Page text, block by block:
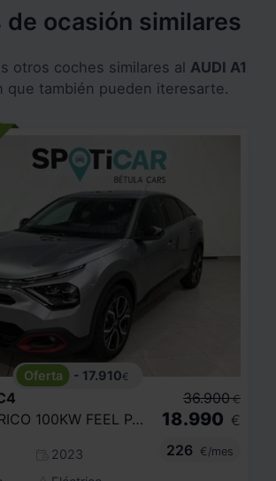
de ocasión similares
otros coches similares al AUDI A1
que también pueden iteresarte.
- 17.910€
Ë C4 ELÉCTRICO 100KW FEEL PACK
2023
36.900 €
18.990 €
226
€/mes